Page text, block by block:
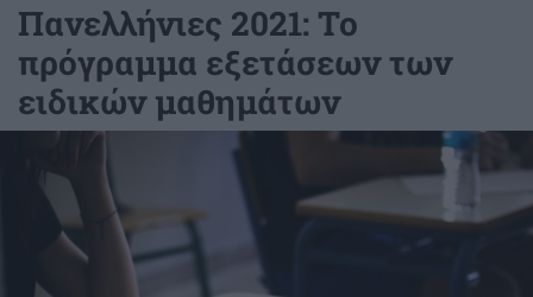
Πανελλήνιες 2021: Το
πρόγραμμα εξετάσεων των
ειδικών μαθημάτων